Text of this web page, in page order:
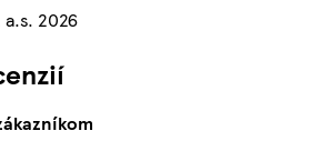
a.s. 2026